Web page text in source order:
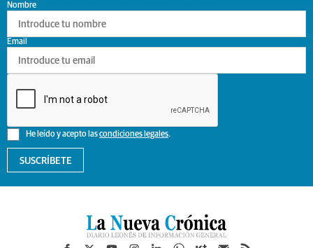
Nombre
He leído y acepto lascondiciones legales.
Email
SUSCRÍBETE